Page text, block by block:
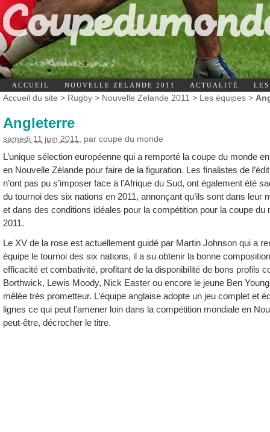
ACCUEIL NOUVELLE ZELANDE 2011 ACTUALITÉ
Accueil du site > Rugby > Nouvelle Zelande 2011 > Les équipes >
Angleterre
samedi 11 juin 2011, par coupe du monde
L’unique sélection européenne qui a remporté la coupe du monde
en Nouvelle Zélande pour faire de la figuration. Les finalistes de
n’ont pas pu s’imposer face à l’Afrique du Sud, ont également été
du tournoi des six nations en 2011, annonçant qu’ils sont dans leur
et dans des conditions idéales pour la compétition pour la coupe du
2011.
Le XV de la rose est actuellement guidé par Martin Johnson qui a
équipe le tournoi des six nations, il a su obtenir la bonne
efficacité et combativité, profitant de la disponibilité de bons profils
Borthwick, Lewis Moody, Nick Easter ou encore le jeune Ben
mêlée très prometteur. L’équipe anglaise adopte un jeu complet et
lignes ce qui peut l’amener loin dans la compétition mondiale en
peut-être, décrocher le titre.